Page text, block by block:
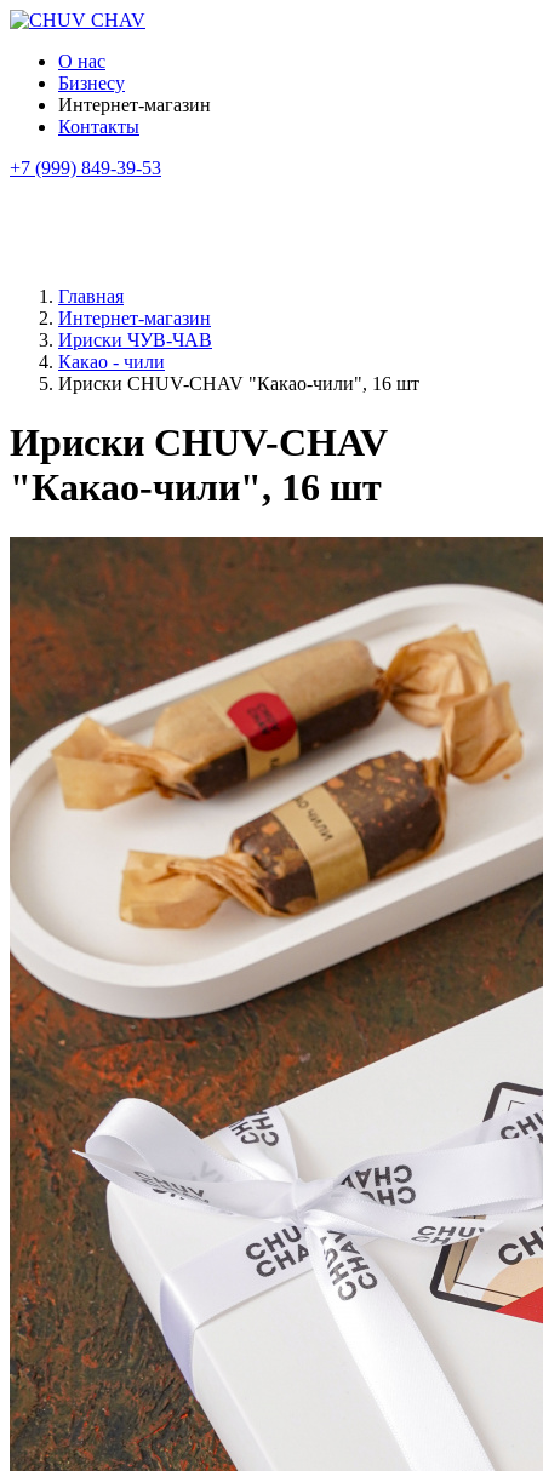
О нас
Бизнесу
Интернет-магазин
Контакты
+7 (999) 849-39-53
Главная
Интернет-магазин
Ириски ЧУВ-ЧАВ
Какао - чили
Ириски CHUV-CHAV "Какао-чили", 16 шт
Ириски CHUV-CHAV
"Какао-чили", 16 шт